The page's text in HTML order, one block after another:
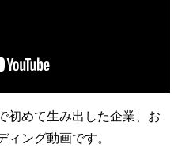
初めて生み出した企業、お
ィング動画です。